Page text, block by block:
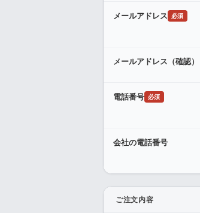
メールアドレス 必須
メールアドレス（確認）
電話番号 必須
会社の電話番号
ご注文内容